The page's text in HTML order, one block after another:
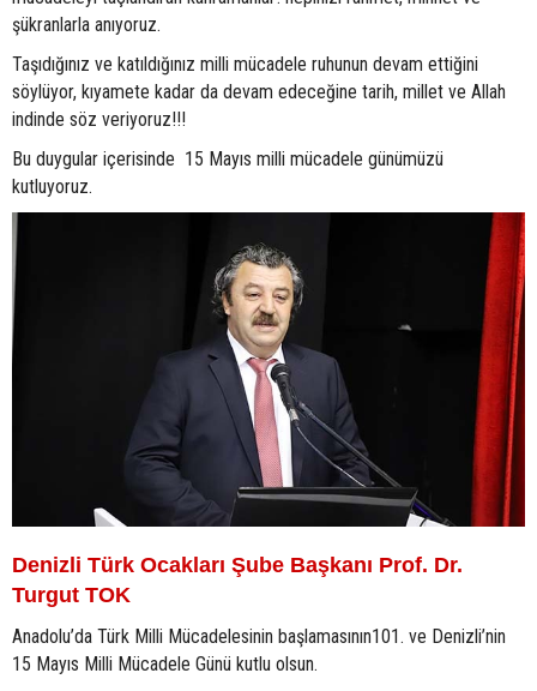
şükranlarla anıyoruz.
Taşıdığınız ve katıldığınız milli mücadele ruhunun devam ettiğini
söylüyor, kıyamete kadar da devam edeceğine tarih, millet ve Allah
indinde söz veriyoruz!!!
Bu duygular içerisinde 15 Mayıs milli mücadele günümüzü
kutluyoruz.
Denizli Türk Ocakları Şube Başkanı Prof. Dr.
Turgut TOK
Anadolu’da Türk Milli Mücadelesinin başlamasının101. ve Denizli’nin
15 Mayıs Milli Mücadele Günü kutlu olsun.